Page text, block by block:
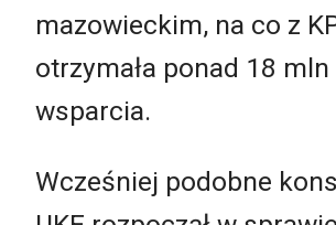
mazowieckim, na co z
otrzymała ponad 18 mln
wsparcia.
Wcześniej podobne